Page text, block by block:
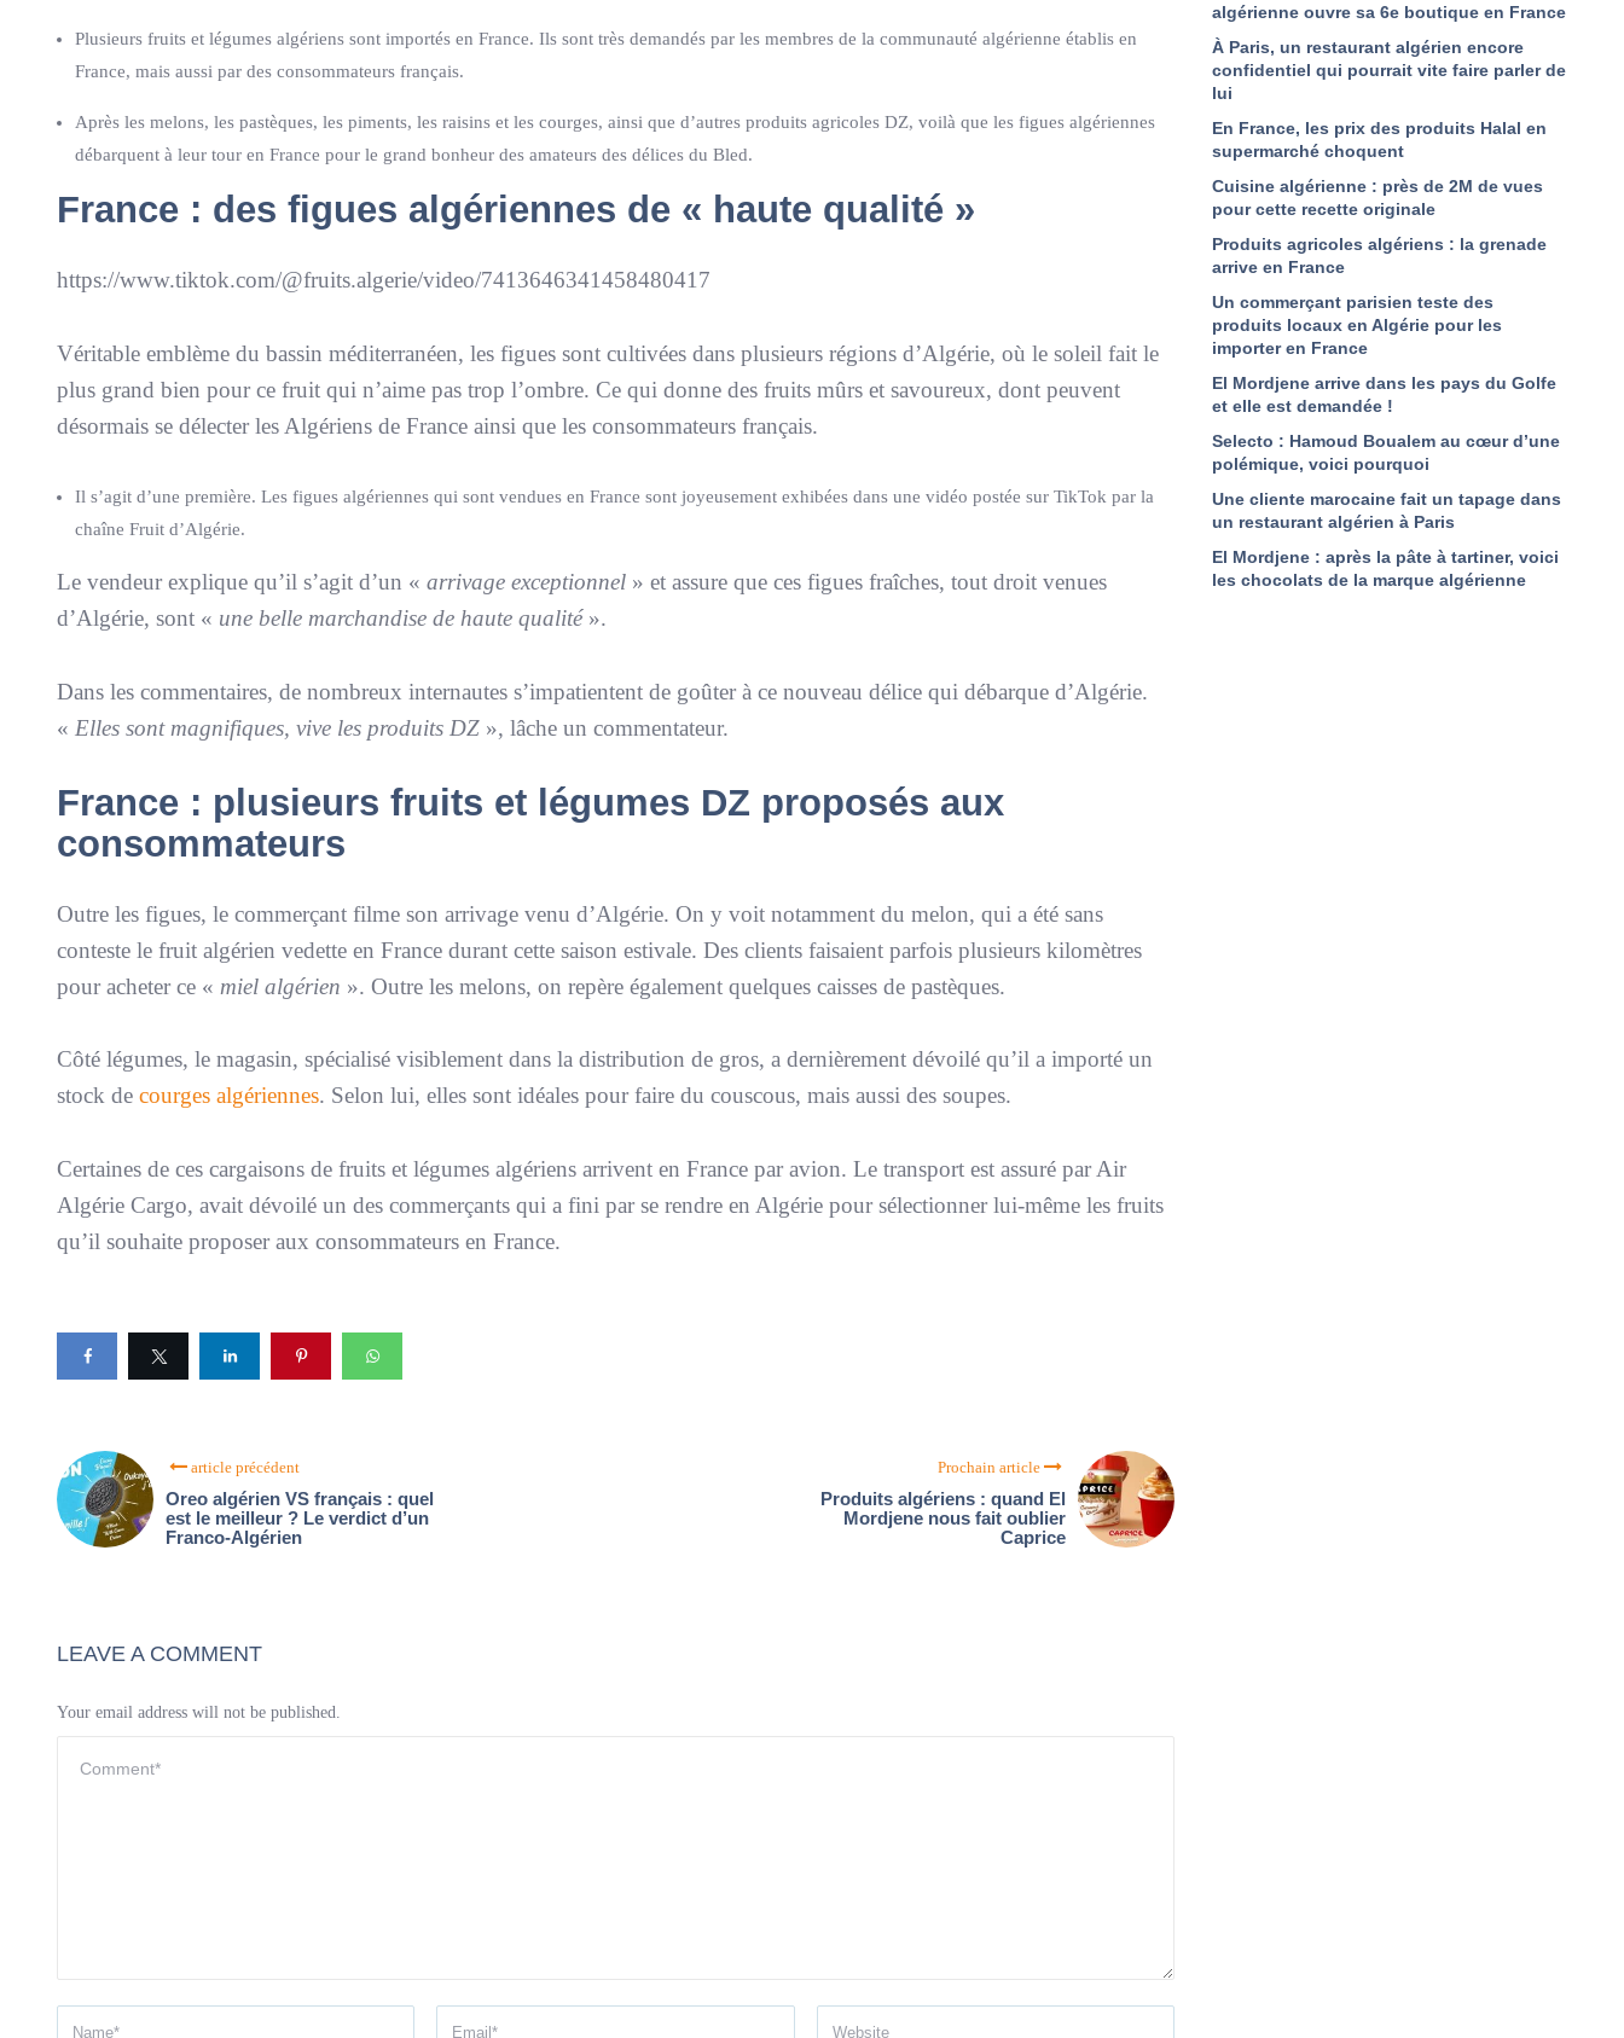
Plusieurs fruits et légumes algériens sont importés en France. Ils sont très demandés par les membres de la communauté algérienne établis en
France, mais aussi par des consommateurs français.
Après les melons, les pastèques, les piments, les raisins et les courges, ainsi que d’autres produits agricoles DZ, voilà que les figues algériennes
débarquent à leur tour en France pour le grand bonheur des amateurs des délices du Bled.
France : des figues algériennes de « haute qualité »
https://www.tiktok.com/@fruits.algerie/video/7413646341458480417
Véritable emblème du bassin méditerranéen, les figues sont cultivées dans plusieurs régions d’Algérie, où le soleil fait le
plus grand bien pour ce fruit qui n’aime pas trop l’ombre. Ce qui donne des fruits mûrs et savoureux, dont peuvent
désormais se délecter les Algériens de France ainsi que les consommateurs français.
Il s’agit d’une première. Les figues algériennes qui sont vendues en France sont joyeusement exhibées dans une vidéo postée sur TikTok par la
chaîne Fruit d’Algérie.
Le vendeur explique qu’il s’agit d’un « arrivage exceptionnel » et assure que ces figues fraîches, tout droit venues
d’Algérie, sont « une belle marchandise de haute qualité».
Dans les commentaires, de nombreux internautes s’impatientent de goûter à ce nouveau délice qui débarque d’Algérie.
« Elles sont magnifiques, vive les produits DZ », lâche un commentateur.
France : plusieurs fruits et légumes DZ proposés aux
consommateurs
Outre les figues, le commerçant filme son arrivage venu d’Algérie. On y voit notamment du melon, qui a été sans
conteste le fruit algérien vedette en France durant cette saison estivale. Des clients faisaient parfois plusieurs kilomètres
pour acheter ce « miel algérien ». Outre les melons, on repère également quelques caisses de pastèques.
Côté légumes, le magasin, spécialisé visiblement dans la distribution de gros, a dernièrement dévoilé qu’il a importé un
stock de courges algériennes. Selon lui, elles sont idéales pour faire du couscous, mais aussi des soupes.
Certaines de ces cargaisons de fruits et légumes algériens arrivent en France par avion. Le transport est assuré par Air
Algérie Cargo, avait dévoilé un des commerçants qui a fini par se rendre en Algérie pour sélectionner lui-même les fruits
qu’il souhaite proposer aux consommateurs en France.
article précédent
Oreo algérien VS français : quel
est le meilleur ? Le verdict d’un
Franco-Algérien
Prochain article
Produits algériens : quand El
Mordjene nous fait oublier
Caprice
LEAVE A COMMENT
Your email address will not be published.
algérienne ouvre sa 6e boutique en France
À Paris, un restaurant algérien encore
confidentiel qui pourrait vite faire parler de
lui
En France, les prix des produits Halal en
supermarché choquent
Cuisine algérienne : près de 2M de vues
pour cette recette originale
Produits agricoles algériens : la grenade
arrive en France
Un commerçant parisien teste des
produits locaux en Algérie pour les
importer en France
El Mordjene arrive dans les pays du Golfe
et elle est demandée !
Selecto : Hamoud Boualem au cœur d’une
polémique, voici pourquoi
Une cliente marocaine fait un tapage dans
un restaurant algérien à Paris
El Mordjene : après la pâte à tartiner, voici
les chocolats de la marque algérienne